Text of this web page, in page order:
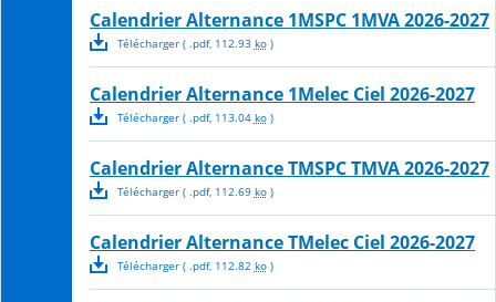
Calendrier Alternance 1MSPC 1MVA 2026-2027
Télécharger( .pdf, 112.93 ko)
Calendrier Alternance 1Melec Ciel 2026-2027
Télécharger( .pdf, 113.04 ko)
Calendrier Alternance TMSPC TMVA 2026-2027
Télécharger( .pdf, 112.69 ko)
Calendrier Alternance TMelec Ciel 2026-2027
Télécharger( .pdf, 112.82 ko)